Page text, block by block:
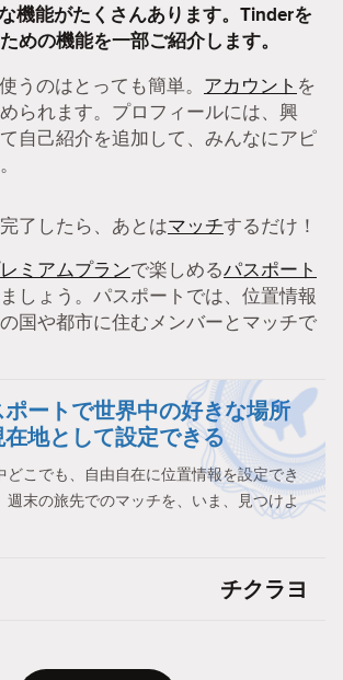
機能がたくさんあります。Tinderを
めの機能を一部ご紹介します。
うのはとっても簡単。 アカウント を
られます。プロフィールには、興
自己紹介を追加して、みんなにアピ
了したら、あとはマッチするだけ！
ミアムプランで楽しめるパスポート
しょう。パスポートでは、位置情報
国や都市に住むメンバーとマッチで
ートで世界中の好きな場所
在地として設定できる
どこでも、自由自在に位置情報を設定でき
週末の旅先でのマッチを、いま、見つけよ
チクラヨ